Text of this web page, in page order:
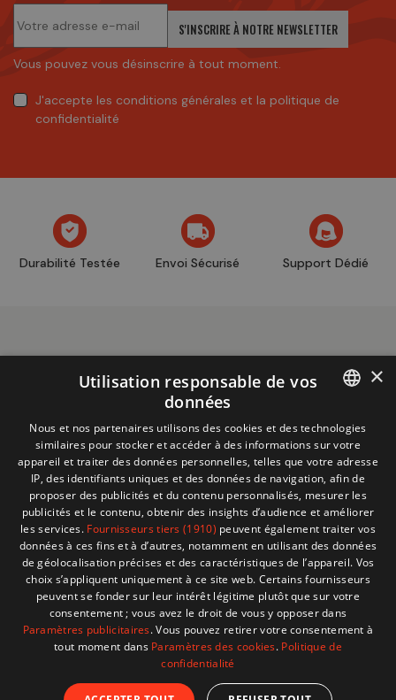
S'INSCRIRE À NOTRE NEWSLETTER
Vous pouvez vous désinscrire à tout moment.
J'accepte les conditions générales et la politique de
confidentialité
Durabilité Testée Envoi Sécurisé Support Dédié
MENU
SHOP
BESOIN D'AIDE ?
boutique
+32 (0)2 704 93 20
store@adventech.be
Mercuriusstraat 24 - 1930 Zaventem
© 2026 Adventech. Created byATdesign. Developped
FRENCH
×
Utilisation responsable de vos
données
Nous et nos partenaires utilisons des cookies et des technologies
similaires pour stocker et accéder à des informations sur votre
appareil et traiter des données personnelles, telles que votre adresse
IP, des identifiants uniques et des données de navigation, afin de
proposer des publicités et du contenu personnalisés, mesurer les
publicités et le contenu, obtenir des insights d’audience et améliorer
les services. Fournisseurs tiers (1910) peuvent également traiter vos
données à ces fins et à d’autres, notamment en utilisant des données
de géolocalisation précises et des caractéristiques de l’appareil. Vos
choix s’appliquent uniquement à ce site web. Certains fournisseurs
peuvent se fonder sur leur intérêt légitime plutôt que sur votre
consentement ; vous avez le droit de vous y opposer dans
Paramètres publicitaires. Vous pouvez retirer votre consentement à
tout moment dans Paramètres des cookies. Politique de
confidentialité